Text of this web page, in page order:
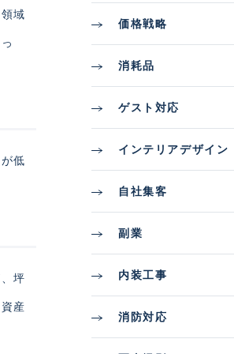
域
低
坪
産
価格戦略
消耗品
ゲスト対応
インテリアデザイン
自社集客
副業
内装工事
消防対応